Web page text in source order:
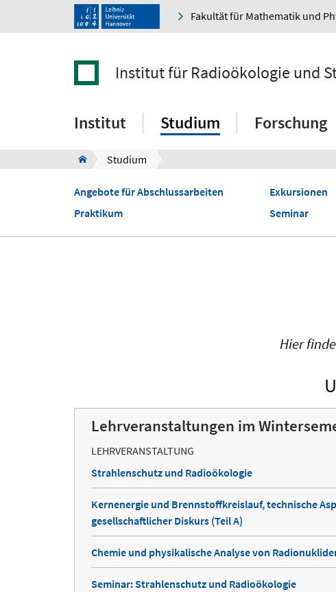
Fakultät für Mathematik und
Institut für Radioökologie und
Institut Studium Forschung
Studium
Angebote für Abschlussarbeiten
Praktikum
Exkursionen
Seminar
Hier
Lehrveranstaltungen im
LEHRVERANSTALTUNG
Strahlenschutz und Radioökologie
Kernenergie und Brennstoffkreislauf, technische
gesellschaftlicher Diskurs (Teil A)
Chemie und physikalische Analyse von
Seminar: Strahlenschutz und Radioökologie